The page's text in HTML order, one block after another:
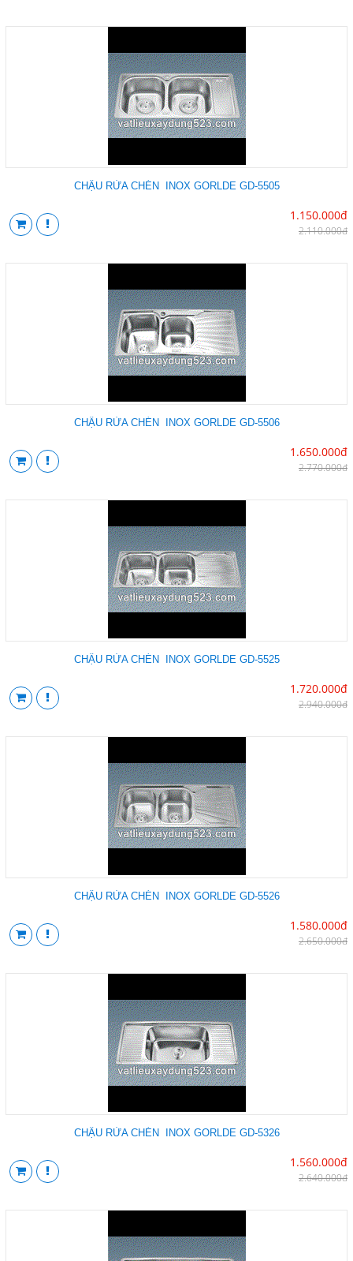
CHẬU RỬA CHÉN INOX GORLDE GD-5505
1.150.000đ
2.110.000đ
CHẬU RỬA CHÉN INOX GORLDE GD-5506
1.650.000đ
2.770.000đ
CHẬU RỬA CHÉN INOX GORLDE GD-5525
1.720.000đ
2.940.000đ
CHẬU RỬA CHÉN INOX GORLDE GD-5526
1.580.000đ
2.650.000đ
CHẬU RỬA CHÉN INOX GORLDE GD-5326
1.560.000đ
2.640.000đ